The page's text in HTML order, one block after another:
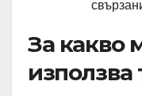
За какво
използва